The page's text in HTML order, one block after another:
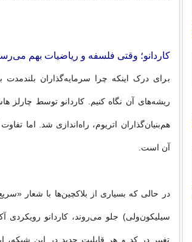
کاردانو؛ وقتی فلسفه و ریاضیات بهم
برای درک اینکه چرا سرمایه‌گذاران
هم‌بنیان‌گذاران اتریوم، راه‌اندازی شد. اما
آن است.
در حالی که بسیاری از بلاکچین‌ها با شعار
سیلیکون‌ولی) جلو می‌روند، کاردانو رویکردی
تغییر در کد و هر قابلیت جدید در این شبکه،